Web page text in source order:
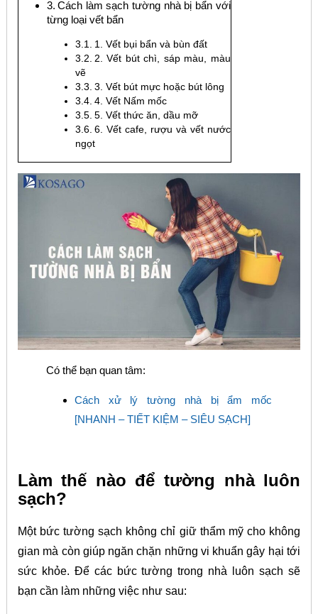
Cách làm sạch tường nhà bị bẩn với
từng loại vết bẩn
1. Vết bụi bẩn và bùn đất
2. Vết bút chì, sáp màu, màu
vẽ
3. Vết bút mực hoặc bút lông
4. Vết Nấm mốc
5. Vết thức ăn, dầu mỡ
6. Vết cafe, rượu và vết nước
ngọt
Có thể bạn quan tâm:
Cách xử lý tường nhà bị ẩm mốc
[NHANH – TIẾT KIỆM – SIÊU SẠCH]
Làm thế nào để tường nhà luôn
sạch?
Một bức tường sạch không chỉ giữ thẩm mỹ cho không
gian mà còn giúp ngăn chặn những vi khuẩn gây hại tới
sức khỏe. Để các bức tường trong nhà luôn sạch sẽ
bạn cần làm những việc như sau: